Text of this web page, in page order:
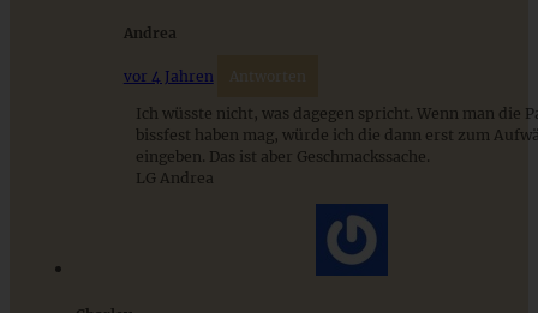
Petersilien-Füllung
Cremiges Lemon Posset - die einfachste Zitronencreme in
Andrea
vor 4 Jahren Antworten
Ich wüsste nicht, was dagegen spricht. Wenn man die
bissfest haben mag, würde ich die dann erst zum
eingeben. Das ist aber Geschmackssache.
LG Andrea